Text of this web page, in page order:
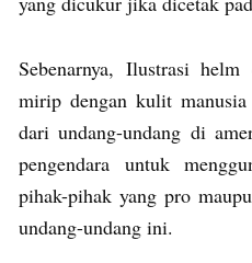
Sebenarnya, Ilustrasi
mirip dengan kulit
dari undang-undang di
pengendara untuk
pihak-pihak yang pro
undang-undang ini.